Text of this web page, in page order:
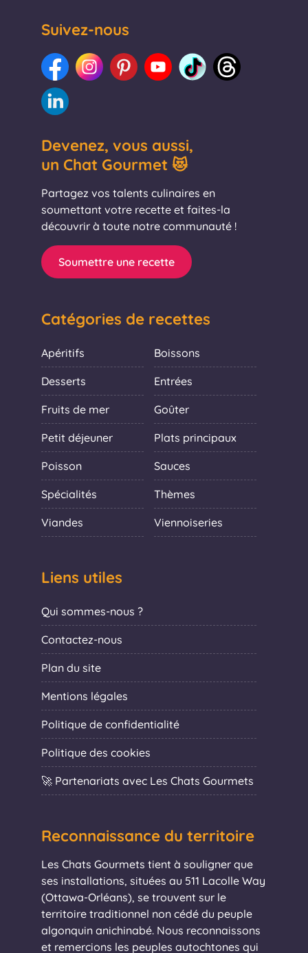
Suivez-nous
Devenez, vous aussi,
un Chat Gourmet 😻
Partagez vos talents culinaires en
soumettant votre recette et faites-la
découvrir à toute notre communauté !
Soumettre une recette
Catégories de recettes
Apéritifs Boissons
Desserts Entrées
Fruits de mer Goûter
Petit déjeuner Plats principaux
Poisson Sauces
Spécialités Thèmes
Viandes Viennoiseries
Liens utiles
Qui sommes-nous ?
Contactez-nous
Plan du site
Mentions légales
Politique de confidentialité
Politique des cookies
🚀 Partenariats avec Les Chats Gourmets
Reconnaissance du territoire
Les Chats Gourmets tient à souligner que
ses installations, situées au 511 Lacolle Way
(Ottawa-Orléans), se trouvent sur le
territoire traditionnel non cédé du peuple
algonquin anichinabé. Nous reconnaissons
et remercions les peuples autochtones qui